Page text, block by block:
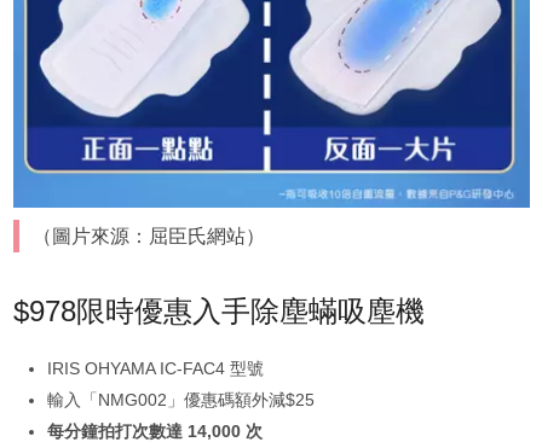
（圖片來源：屈臣氏網站）
$978限時優惠入手除塵蟎吸塵機
IRIS OHYAMA IC-FAC4 型號
輸入「NMG002」優惠碼額外減$25
每分鐘拍打次數達 14,000 次